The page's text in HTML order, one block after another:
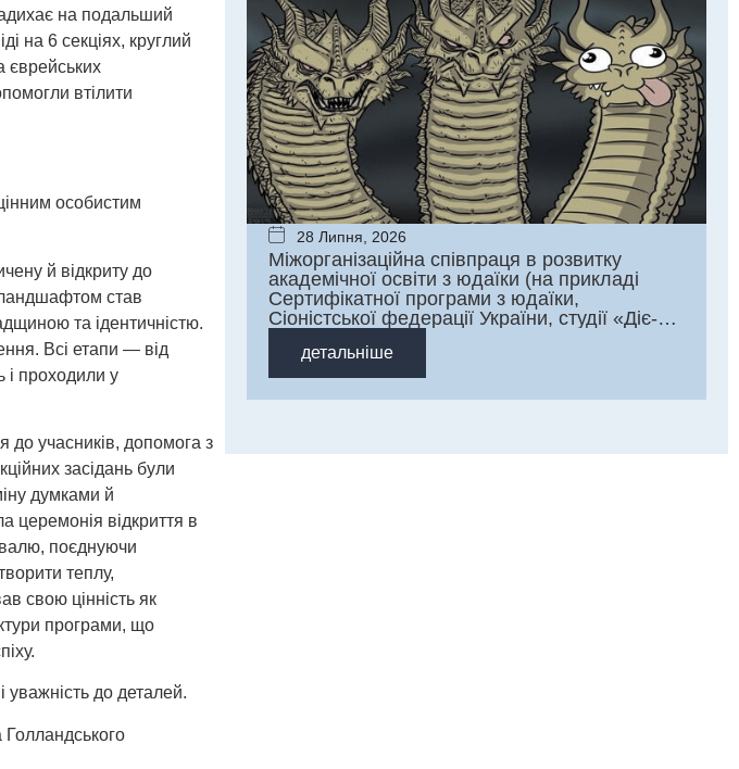
на подальший
на 6 секціях, круглий
єврейських
втілити
особистим
й відкриту до
ландшафтом став
та ідентичністю.
Всі етапи — від
і проходили у
до учасників, допомога з
засідань були
думками й
церемонія відкриття в
поєднуючи
теплу,
свою цінність як
програми, що
уважність до деталей.
Голландського
28 Липня, 2026
Міжорганізаційна співпраця в розвитку
академічної освіти з юдаїки (на прикладі
Сертифікатної програми з юдаїки,
Сіоністської федерації України, студії «Діє-
детальніше